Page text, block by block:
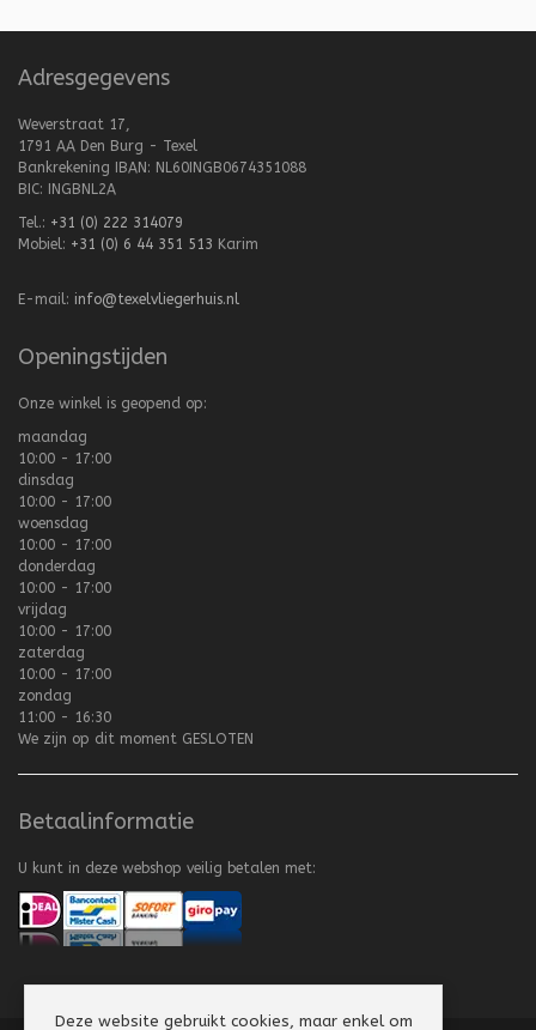
Adresgegevens
Weverstraat 17,
1791 AA Den Burg - Texel
Bankrekening IBAN: NL60INGB0674351088
BIC: INGBNL2A
Tel.: +31 (0) 222 314079
Mobiel: +31 (0) 6 44 351 513 Karim
E-mail: info@texelvliegerhuis.nl
Openingstijden
Onze winkel is geopend op:
maandag
10:00 - 17:00
dinsdag
10:00 - 17:00
woensdag
10:00 - 17:00
donderdag
10:00 - 17:00
vrijdag
10:00 - 17:00
zaterdag
10:00 - 17:00
zondag
11:00 - 16:30
We zijn op dit moment GESLOTEN
Betaalinformatie
U kunt in deze webshop veilig betalen met:
Deze website gebruikt cookies, maar enkel om